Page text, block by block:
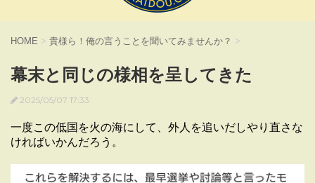
HOME > 貴様ら！俺の言うことを聞いてみませんか？ >
幕末と同じの様相を呈してきた
2025/05/07 17:33
一度この低国を火の海にして、外人を追いだしやり直さな
ければいかんだろう。